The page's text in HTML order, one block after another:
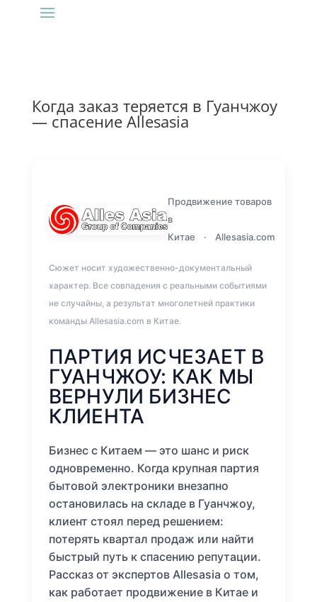
Когда заказ теряется в Гуанчжоу
— спасение Allesasia
Продвижение товаров
в
Китае
· Allesasia.com
Сюжет носит художественно-документальный
характер. Все совпадения с реальными событиями
не случайны, а результат многолетней практики
команды Allesasia.com в Китае.
ПАРТИЯ ИСЧЕЗАЕТ В
ГУАНЧЖОУ: КАК МЫ
ВЕРНУЛИ БИЗНЕС
КЛИЕНТА
Бизнес с Китаем — это шанс и риск
одновременно. Когда крупная партия
бытовой электроники внезапно
остановилась на складе в Гуанчжоу,
клиент стоял перед решением:
потерять квартал продаж или найти
быстрый путь к спасению репутации.
Рассказ от экспертов Allesasia о том,
как работает продвижение в Китае и